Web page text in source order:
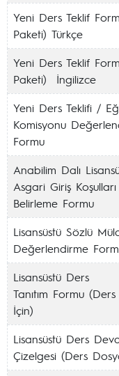
Yeni Ders Teklif
Paketi) Türkçe
Yeni Ders Teklif
Paketi) İngilizce
Yeni Ders Teklifi /
Komisyonu
Formu
Anabilim Dalı
Asgari Giriş Koşulları
Belirleme Formu
Lisansüstü Sözlü
Değerlendirme
Lisansüstü Ders
Tanıtım Formu (Ders
İçin)
Lisansüstü Ders
Çizelgesi (Ders